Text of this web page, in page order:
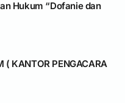
Hukum “Dofanie dan
( KANTOR PENGACARA